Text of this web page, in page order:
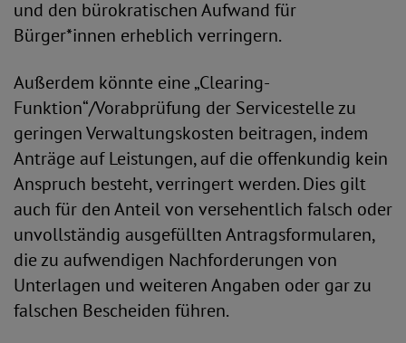
und den bürokratischen Aufwand für
Bürger*innen erheblich verringern.
Außerdem könnte eine „Clearing-
Funktion“/Vorabprüfung der Servicestelle zu
geringen Verwaltungskosten beitragen, indem
Anträge auf Leistungen, auf die offenkundig kein
Anspruch besteht, verringert werden. Dies gilt
auch für den Anteil von versehentlich falsch oder
unvollständig ausgefüllten Antragsformularen,
die zu aufwendigen Nachforderungen von
Unterlagen und weiteren Angaben oder gar zu
falschen Bescheiden führen.